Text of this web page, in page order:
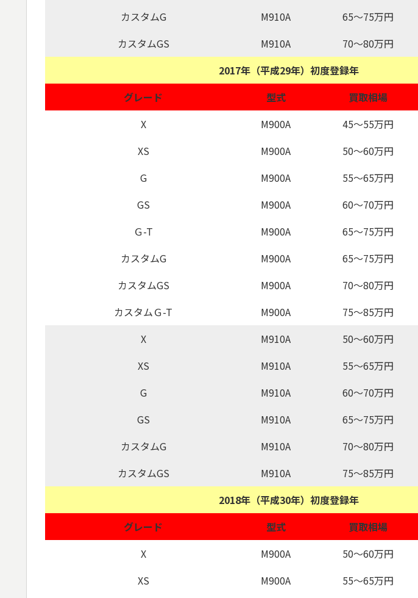
カスタムG
M910A 65～75万円
カスタムGS
M910A 70～80万円
2017年（平成29年）初度登録年
グレード
型式 買取相場
X
M900A 45～55万円
XS
M900A 50～60万円
G
M900A 55～65万円
GS
M900A 60～70万円
Ｇ-T
M900A 65～75万円
カスタムG
M900A 65～75万円
カスタムGS
M900A 70～80万円
カスタムＧ-T
M900A 75～85万円
X
M910A 50～60万円
XS
M910A 55～65万円
G
M910A 60～70万円
GS
M910A 65～75万円
カスタムG
M910A 70～80万円
カスタムGS
M910A 75～85万円
2018年（平成30年）初度登録年
グレード
型式 買取相場
X
M900A 50～60万円
XS
M900A 55～65万円